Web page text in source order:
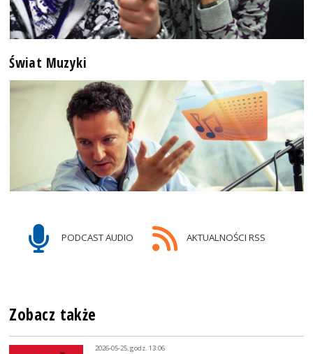
Świat Muzyki
PODCAST AUDIO AKTUALNOŚCI RSS
Zobacz także
2026-05-25, godz. 13:06